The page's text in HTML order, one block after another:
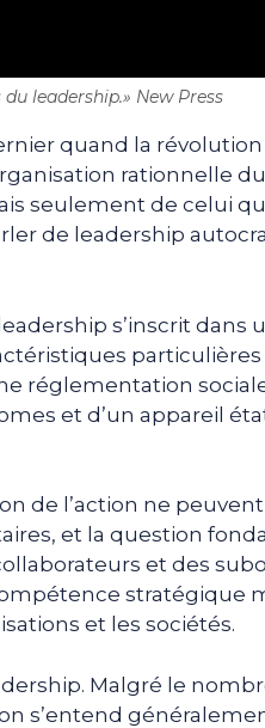
leadership.» New Press
quand la révolution
rationnelle du
seulement de celui
de leadership
s’inscrit dans
particulières
réglementation
et d’un appareil
de l’action ne
et la question
et des
stratégique
et les sociétés.
Malgré le
s’entend